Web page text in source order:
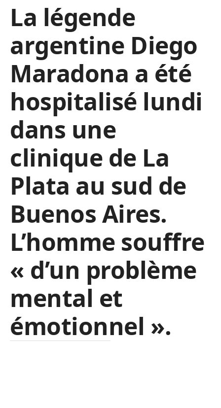
La légende
argentine Diego
Maradona a été
hospitalisé lundi
dans une
clinique de La
Plata au sud de
Buenos Aires.
L’homme souffre
« d’un problème
mental et
émotionnel ».